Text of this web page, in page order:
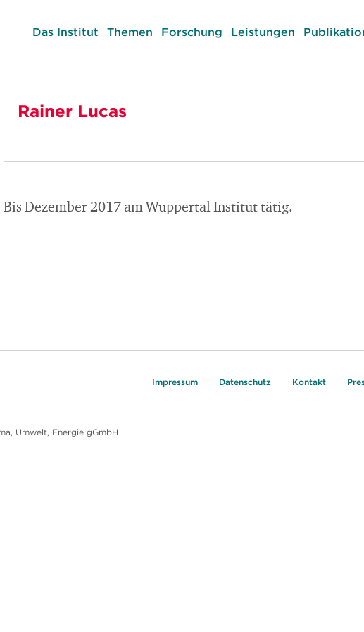
Das Institut Themen Forschung Leistungen
Rainer Lucas
Bis Dezember 2017 am Wuppertal Institut tätig.
Impressum Datenschutz Kontakt
Umwelt, Energie gGmbH